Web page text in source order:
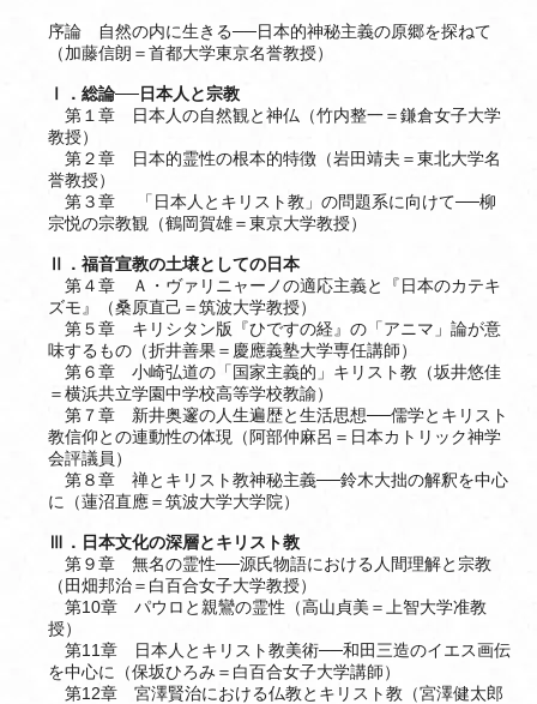
序論 自然の内に生きる──日本的神秘主義の原郷を探ねて
（加藤信朗＝首都大学東京名誉教授）
Ⅰ．総論──日本人と宗教
第１章 日本人の自然観と神仏（竹内整一＝鎌倉女子大学
教授）
第２章 日本的霊性の根本的特徴（岩田靖夫＝東北大学名
誉教授）
第３章 「日本人とキリスト教」の問題系に向けて──柳
宗悦の宗教観（鶴岡賀雄＝東京大学教授）
Ⅱ．福音宣教の土壌としての日本
第４章 Ａ・ヴァリニャーノの適応主義と『日本のカテキ
ズモ』（桑原直己＝筑波大学教授）
第５章 キリシタン版『ひですの経』の「アニマ」論が意
味するもの（折井善果＝慶應義塾大学専任講師）
第６章 小崎弘道の「国家主義的」キリスト教（坂井悠佳
＝横浜共立学園中学校高等学校教諭）
第７章 新井奥邃の人生遍歴と生活思想──儒学とキリスト
教信仰との連動性の体現（阿部仲麻呂＝日本カトリック神学
会評議員）
第８章 禅とキリスト教神秘主義──鈴木大拙の解釈を中心
に（蓮沼直應＝筑波大学大学院）
Ⅲ．日本文化の深層とキリスト教
第９章 無名の霊性──源氏物語における人間理解と宗教
（田畑邦治＝白百合女子大学教授）
第10章 パウロと親鸞の霊性（高山貞美＝上智大学准教
授）
第11章 日本人とキリスト教美術──和田三造のイエス画伝
を中心に（保坂ひろみ＝白百合女子大学講師）
第12章 宮澤賢治における仏教とキリスト教（宮澤健太郎